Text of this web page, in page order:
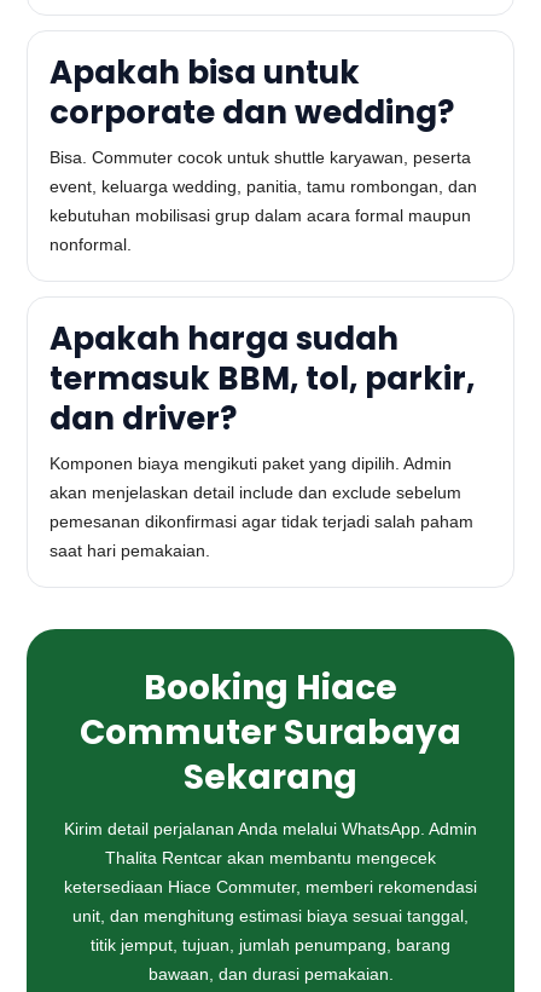
Apakah bisa untuk
corporate dan wedding?
Bisa. Commuter cocok untuk shuttle karyawan, peserta
event, keluarga wedding, panitia, tamu rombongan, dan
kebutuhan mobilisasi grup dalam acara formal maupun
nonformal.
Apakah harga sudah
termasuk BBM, tol, parkir,
dan driver?
Komponen biaya mengikuti paket yang dipilih. Admin
akan menjelaskan detail include dan exclude sebelum
pemesanan dikonfirmasi agar tidak terjadi salah paham
saat hari pemakaian.
Booking Hiace
Commuter Surabaya
Sekarang
Kirim detail perjalanan Anda melalui WhatsApp. Admin
Thalita Rentcar akan membantu mengecek
ketersediaan Hiace Commuter, memberi rekomendasi
unit, dan menghitung estimasi biaya sesuai tanggal,
titik jemput, tujuan, jumlah penumpang, barang
bawaan, dan durasi pemakaian.